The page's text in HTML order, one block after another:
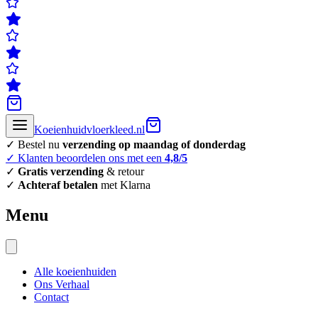
Koeienhuidvloerkleed.nl
✓ Bestel nu verzending op maandag of donderdag
✓ Klanten beoordelen ons met een 4,8/5
✓ Gratis verzending & retour
✓ Achteraf betalen met Klarna
Menu
Alle koeienhuiden
Ons Verhaal
Contact